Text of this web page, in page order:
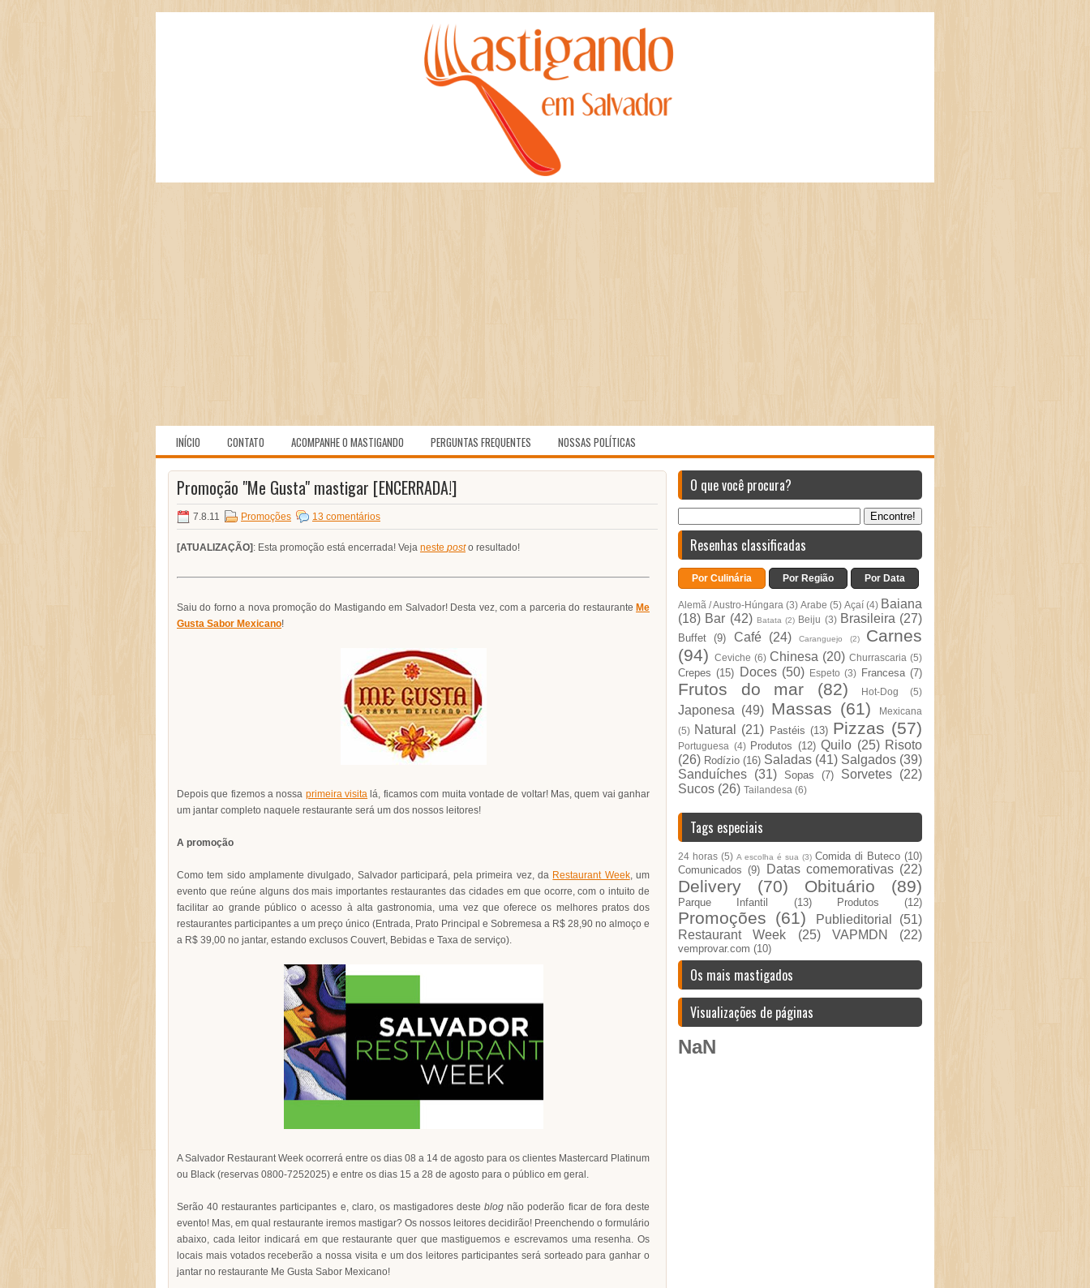
INÍCIO CONTATO ACOMPANHE O MASTIGANDO PERGUNTAS FREQUENTES NOSSAS POLÍTICAS
Promoção "Me Gusta" mastigar [ENCERRADA!]
7.8.11 Promoções 13 comentários
[ATUALIZAÇÃO] : Esta promoção está encerrada! Veja neste posto resultado!
Saiu do forno a nova promoção do Mastigando em Salvador! Desta vez, com a parceria do restaurante Me
Gusta Sabor Mexicano!
Depois que fizemos a nossa primeira visita lá, ficamos com muita vontade de voltar! Mas, quem vai ganhar
um jantar completo naquele restaurante será um dos nossos leitores!
A promoção
Como tem sido amplamente divulgado, Salvador participará, pela primeira vez, da Restaurant Week, um
evento que reúne alguns dos mais importantes restaurantes das cidades em que ocorre, com o intuito de
facilitar ao grande público o acesso à alta gastronomia, uma vez que oferece os melhores pratos dos
restaurantes participantes a um preço único (Entrada, Prato Principal e Sobremesa a R$ 28,90 no almoço e
a R$ 39,00 no jantar, estando exclusos Couvert, Bebidas e Taxa de serviço).
A Salvador Restaurant Week ocorrerá entre os dias 08 a 14 de agosto para os clientes Mastercard Platinum
ou Black (reservas 0800-7252025) e entre os dias 15 a 28 de agosto para o público em geral.
Serão 40 restaurantes participantes e, claro, os mastigadores desteblog não poderão ficar de fora deste
evento! Mas, em qual restaurante iremos mastigar? Os nossos leitores decidirão! Preenchendo o formulário
abaixo, cada leitor indicará em que restaurante quer que mastiguemos e escrevamos uma resenha. Os
locais mais votados receberão a nossa visita e um dos leitores participantes será sorteado para ganhar o
jantar no restaurante Me Gusta Sabor Mexicano!
O que você procura?
Resenhas classificadas
Por Culinária Por Região Por Data
Alemã / Austro-Húngara (3) Arabe (5) Açaí (4) Baiana
(18) Bar (42) Batata (2) Beiju (3) Brasileira (27)
Buffet (9) Café (24) Caranguejo (2)
Carnes
(94)
Ceviche (6) Chinesa (20) Churrascaria (5)
Crepes (15) Doces (50) Espeto (3) Francesa (7)
Frutos do mar (82) Hot-Dog (5)
Japonesa (49) Massas (61)
Mexicana
(5) Natural (21) Pastéis (13) Pizzas (57)
Portuguesa (4) Produtos (12) Quilo (25) Risoto
(26) Rodízio (16) Saladas (41) Salgados (39)
Sanduíches (31) Sopas (7) Sorvetes (22)
Sucos (26) Tailandesa (6)
Tags especiais
24 horas (5) A escolha é sua (3) Comida di Buteco (10)
Comunicados (9) Datas comemorativas (22)
Delivery (70) Obituário (89)
Parque Infantil (13) Produtos (12)
Promoções (61) Publieditorial
(51)
Restaurant Week
(25) VAPMDN (22)
vemprovar.com (10)
Os mais mastigados
Visualizações de páginas
NaN